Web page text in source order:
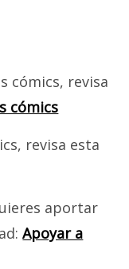
cómics, revisa
cómics
revisa esta
aportar
Apoyar a